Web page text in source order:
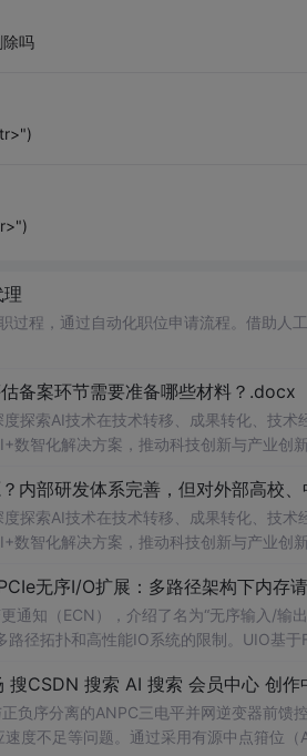
吗
过程，通过自动化职位申请流程。借助人
备案环节需要准备哪些材料？.docx
探索AI技术在技术转移、成果转化、技
数智化解决方案，推动科技创新与产业创新
内部研发体系完善，但对外部高校
探索AI技术在技术转移、成果转化、技
数智化解决方案，推动科技创新与产业创新
无序I/O扩展：多路径架构下内存
通知（ECN），介绍了名为“无序输入/输
径拓扑和高性能IO系统的限制。UIO基
负序分离的ANPC三电平并网逆变器前馈
度不足等问题。通过采用有源中点箝位